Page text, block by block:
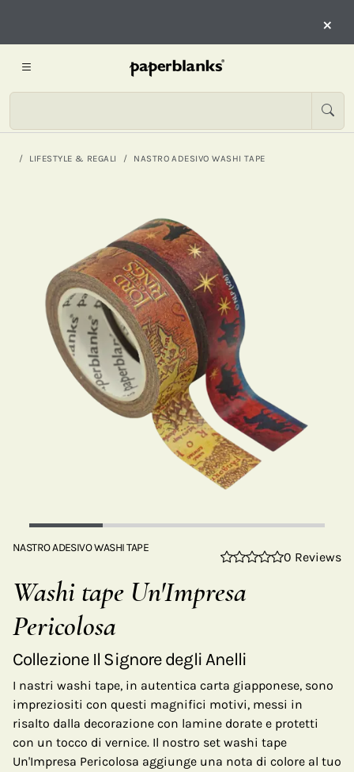
×
LIFESTYLE & REGALI NASTRO ADESIVO WASHI TAPE
NASTRO ADESIVO WASHI TAPE
0 Reviews
Washi tape Un'Impresa
Pericolosa
Collezione Il Signore degli Anelli
I nastri washi tape, in autentica carta giapponese, sono
impreziositi con questi magnifici motivi, messi in
risalto dalla decorazione con lamine dorate e protetti
con un tocco di vernice. Il nostro set washi tape
Un'Impresa Pericolosa aggiunge una nota di colore al tuo